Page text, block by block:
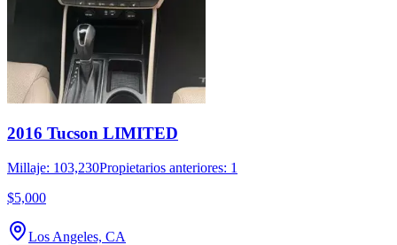
2016 Tucson LIMITED
Millaje: 103,230Propietarios anteriores: 1
$5,000
Los Angeles, CA